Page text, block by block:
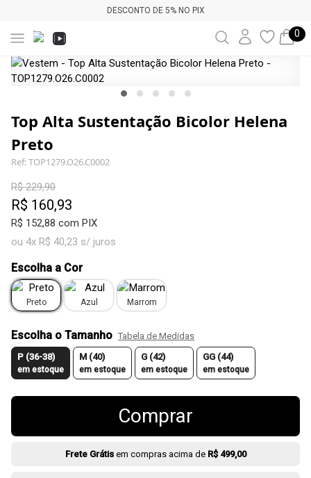
DESCONTO DE 5% NO PIX
0
Top Alta Sustentação Bicolor Helena
Preto
Ref: TOP1279.O26.C0002
R$ 229,90
R$ 160,93
R$ 152,88 com PIX
ou 4x R$ 40,23 s/ juros
Escolha a Cor
Preto Azul Marrom
Escolha o Tamanho Tabela de Medidas
P (36-38)
em estoque
M (40)
em estoque
G (42)
em estoque
GG (44)
em estoque
Comprar
Frete Grátisem compras acima de R$ 499,00